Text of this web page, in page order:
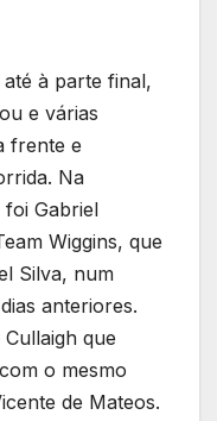
à parte final,
e várias
frente e
Na
Gabriel
Wiggins, que
Silva, num
anteriores.
que
o mesmo
de Mateos.